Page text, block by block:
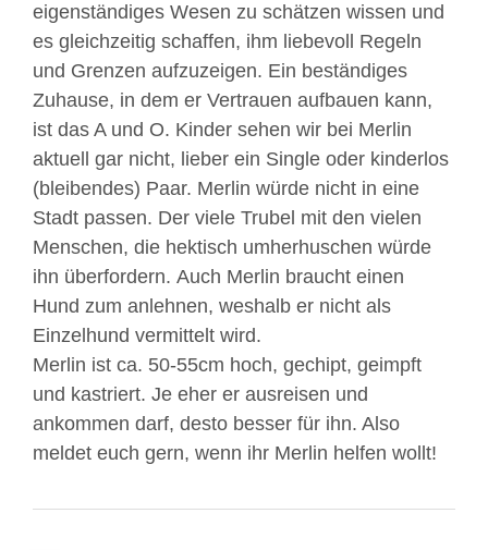
eigenständiges Wesen zu schätzen wissen und
es gleichzeitig schaffen, ihm liebevoll Regeln
und Grenzen aufzuzeigen. Ein beständiges
Zuhause, in dem er Vertrauen aufbauen kann,
ist das A und O. Kinder sehen wir bei Merlin
aktuell gar nicht, lieber ein Single oder kinderlos
(bleibendes) Paar. Merlin würde nicht in eine
Stadt passen. Der viele Trubel mit den vielen
Menschen, die hektisch umherhuschen würde
ihn überfordern. Auch Merlin braucht einen
Hund zum anlehnen, weshalb er nicht als
Einzelhund vermittelt wird.
Merlin ist ca. 50-55cm hoch, gechipt, geimpft
und kastriert. Je eher er ausreisen und
ankommen darf, desto besser für ihn. Also
meldet euch gern, wenn ihr Merlin helfen wollt!